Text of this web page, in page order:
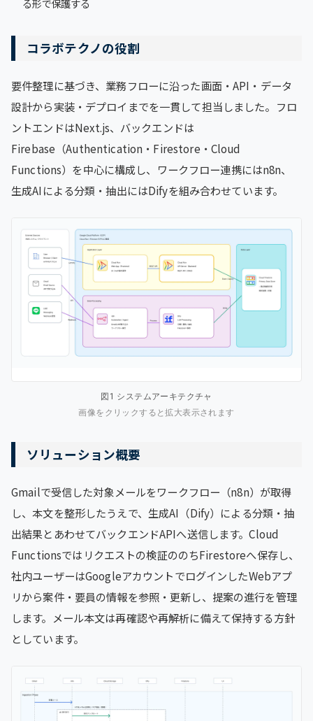
る形で保護する
コラボテクノの役割
要件整理に基づき、業務フローに沿った画面・API・データ
設計から実装・デプロイまでを一貫して担当しました。フロ
ントエンドはNext.js、バックエンドは
Firebase（Authentication・Firestore・Cloud
Functions）を中心に構成し、ワークフロー連携にはn8n、
生成AIによる分類・抽出にはDifyを組み合わせています。
図1 システムアーキテクチャ
画像をクリックすると拡大表示されます
ソリューション概要
Gmailで受信した対象メールをワークフロー（n8n）が取得
し、本文を整形したうえで、生成AI（Dify）による分類・抽
出結果とあわせてバックエンドAPIへ送信します。Cloud
Functionsではリクエストの検証ののちFirestoreへ保存し、
社内ユーザーはGoogleアカウントでログインしたWebアプ
リから案件・要員の情報を参照・更新し、提案の進行を管理
します。メール本文は再確認や再解析に備えて保持する方針
としています。